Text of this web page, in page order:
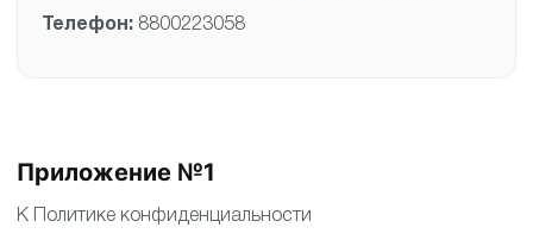
Телефон: 8800223058
Приложение №1
К Политике конфиденциальности